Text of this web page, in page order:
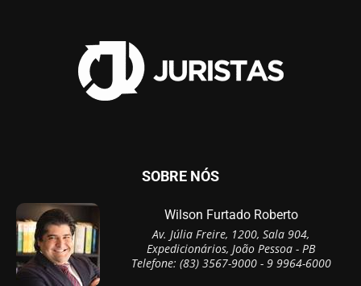
SOBRE NÓS
Wilson Furtado Roberto
Av. Júlia Freire, 1200, Sala 904,
Expedicionários, João Pessoa - PB
Telefone: (83) 3567-9000 - 9 9964-6000